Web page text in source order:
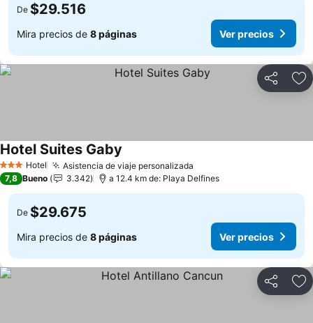
De $29.516
Mira precios de 8 páginas Ver precios
Compartir
3 Estrellas
Hotel Asistencia de viaje personalizada
Hotel Suites Gaby
7,8 Bueno 3.342 a 12.4 km de: Playa Delfines
De $29.675
Mira precios de 8 páginas Ver precios
Compartir